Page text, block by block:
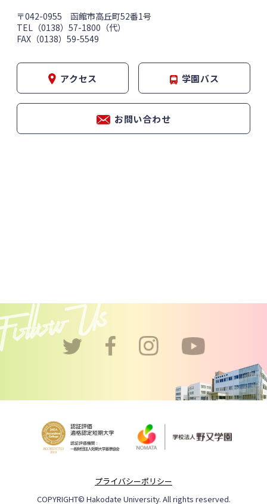
〒042-0955 函館市高丘町52番1号
TEL（0138）57-1800（代）
FAX（0138）59-5549
アクセス 学園バス
お問い合わせ
プライバシーポリシー
COPYRIGHT© Hakodate University. All rights reserved.